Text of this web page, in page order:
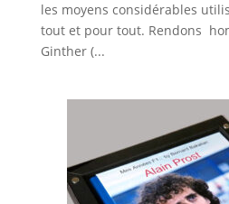
les moyens considérables
tout et pour tout. Rendons
Ginther (...